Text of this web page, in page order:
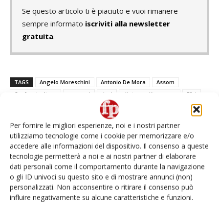
Per fornire le migliori esperienze, noi e i nostri partner
utilizziamo tecnologie come i cookie per memorizzare e/o
accedere alle informazioni del dispositivo. Il consenso a queste
tecnologie permetterà a noi e ai nostri partner di elaborare
dati personali come il comportamento durante la navigazione
o gli ID univoci su questo sito e di mostrare annunci (non)
personalizzati. Non acconsentire o ritirare il consenso può
influire negativamente su alcune caratteristiche e funzioni.
Se questo articolo ti è piaciuto e vuoi rimanere
sempre informato iscriviti alla newsletter
gratuita.
TAGS Angelo Moreschini Antonio De Mora
Assom
Confagricoltura
consumi dazi dieta mediterranea
Efoi
European Federation of Olive Industry
Massimiliano Giansanti
olive da tavola
Pemete tonnellate volumi
Facebook Twitter